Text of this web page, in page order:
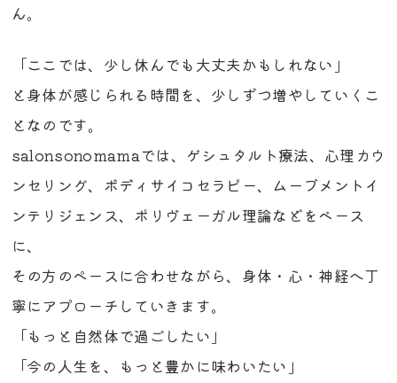
ん。
「ここでは、少し休んでも大丈夫かもしれない」
と身体が感じられる時間を、少しずつ増やしていくこ
となのです。
salonsonomamaでは、ゲシュタルト療法、心理カウ
ンセリング、ボディサイコセラピー、ムーブメントイ
ンテリジェンス、ポリヴェーガル理論などをベース
に、
その方のペースに合わせながら、身体・心・神経へ丁
寧にアプローチしていきます。
「もっと自然体で過ごしたい」
「今の人生を、もっと豊かに味わいたい」